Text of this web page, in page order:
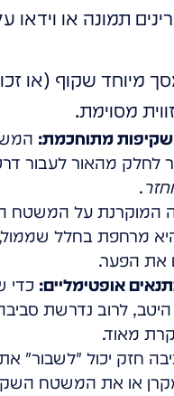
תמונה או
מיוחד שקוף (או
מסוימת.
שקיפות מתוחכמת:
לחלק מהאור לעבור
.
המוקרנת על המשטח
מרחפת בחלל
את הפער.
אופטימליים: כדי
לרוב נדרשת
מאוד.
חזק יכול "לשבור"
או את המשטח